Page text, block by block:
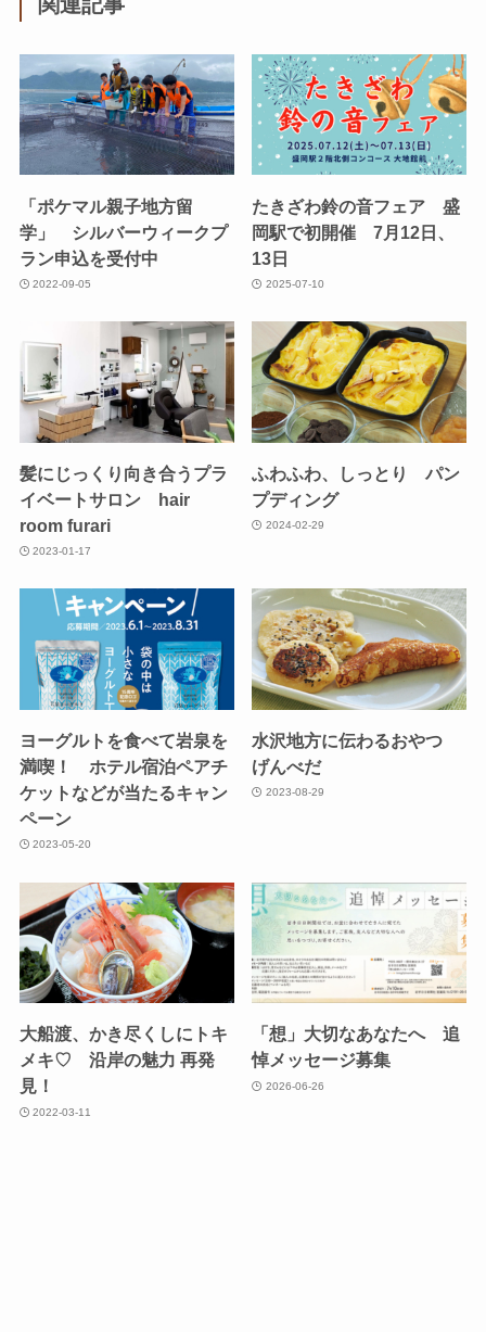
「ポケマル親子地方留
学」 シルバーウィークプ
ラン申込を受付中
2022-09-05
たきざわ鈴の音フェア 盛
岡駅で初開催 7月12日、
13日
2025-07-10
髪にじっくり向き合うプラ
イベートサロン hair
room furari
2023-01-17
ふわふわ、しっとり パン
プディング
2024-02-29
ヨーグルトを食べて岩泉を
満喫！ ホテル宿泊ペアチ
ケットなどが当たるキャン
ペーン
2023-05-20
水沢地方に伝わるおやつ
げんべだ
2023-08-29
大船渡、かき尽くしにトキ
メキ♡ 沿岸の魅力 再発
見！
2022-03-11
「想」大切なあなたへ 追
悼メッセージ募集
2026-06-26